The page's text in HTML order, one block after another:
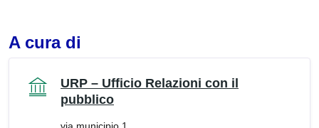
A cura di
URP – Ufficio Relazioni con il
pubblico